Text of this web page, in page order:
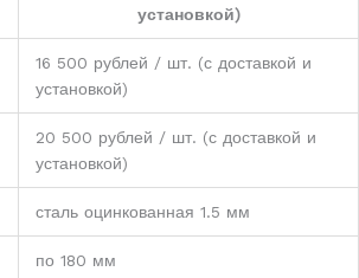
установкой)
16 500 рублей / шт. (с доставкой и
установкой)
20 500 рублей / шт. (с доставкой и
установкой)
сталь оцинкованная 1.5 мм
по 180 мм